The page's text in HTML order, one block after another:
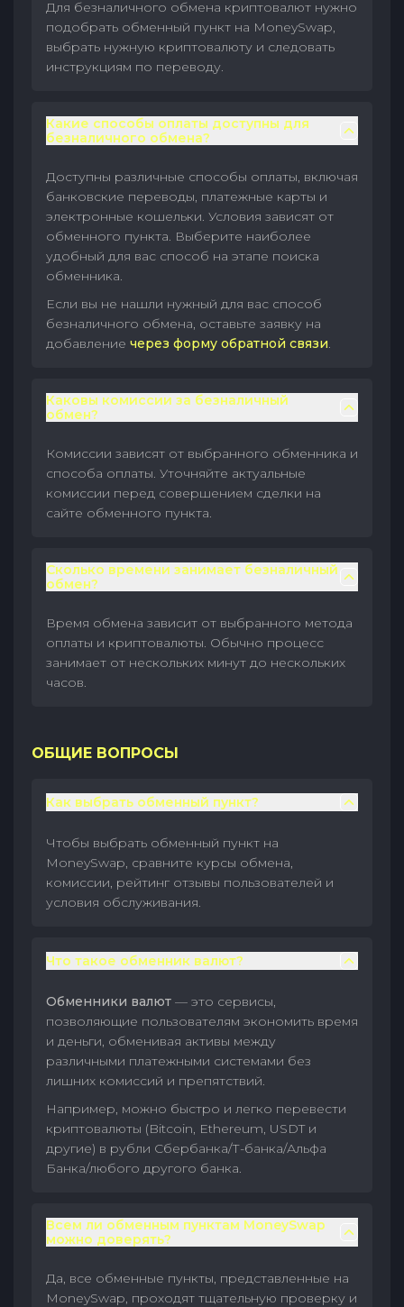
Для безналичного обмена криптовалют нужно
подобрать обменный пункт на MoneySwap,
выбрать нужную криптовалюту и следовать
инструкциям по переводу.
Какие способы оплаты доступны для
безналичного обмена?
Доступны различные способы оплаты, включая
банковские переводы, платежные карты и
электронные кошельки. Условия зависят от
обменного пункта. Выберите наиболее
удобный для вас способ на этапе поиска
обменника.
Если вы не нашли нужный для вас способ
безналичного обмена, оставьте заявку на
добавление через форму обратной связи.
Каковы комиссии за безналичный
обмен?
Комиссии зависят от выбранного обменника и
способа оплаты. Уточняйте актуальные
комиссии перед совершением сделки на
сайте обменного пункта.
Сколько времени занимает безналичный
обмен?
Время обмена зависит от выбранного метода
оплаты и криптовалюты. Обычно процесс
занимает от нескольких минут до нескольких
часов.
ОБЩИЕ ВОПРОСЫ
Как выбрать обменный пункт?
Чтобы выбрать обменный пункт на
MoneySwap, сравните курсы обмена,
комиссии, рейтинг отзывы пользователей и
условия обслуживания.
Что такое обменник валют?
Обменники валют — это сервисы,
позволяющие пользователям экономить время
и деньги, обменивая активы между
различными платежными системами без
лишних комиссий и препятствий.
Например, можно быстро и легко перевести
криптовалюты (Bitcoin, Ethereum, USDT и
другие) в рубли Сбербанка/Т-банка/Альфа
Банка/любого другого банка.
Всем ли обменным пунктам MoneySwap
можно доверять?
Да, все обменные пункты, представленные на
MoneySwap, проходят тщательную проверку и